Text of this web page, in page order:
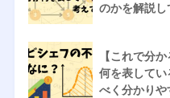
のかを解説し
【これで分
何を表してい
べく分かりや